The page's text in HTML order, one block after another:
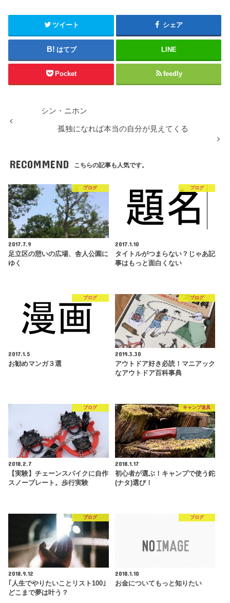
ツイート シェア
はてブ LINE
Pocket feedly
シン・ニホン
孤独になれば本当の自分が見えてくる
RECOMMEND こちらの記事も人気です。
ブログ
2017.7.9
足立区の憩いの広場、舎人公園に
ゆく
ブログ
2017.1.10
タイトルがつまらない？じゃあ記
事はもっと面白くない
ブログ
2017.1.5
お勧めマンガ３選
ブログ
2019.3.30
アウトドア好き必読！マニアック
なアウトドア百科事典
ブログ
2018.2.7
【実験】チェーンスパイクに自作
スノープレート。歩行実験
キャンプ道具
2018.1.17
初心者が選ぶ！キャンプで使う鉈
(ナタ)選び！
ブログ
2018.9.12
｢人生でやりたいことリスト100｣
どこまで夢は叶う？
ブログ
2018.1.10
お金についてもっと知りたい